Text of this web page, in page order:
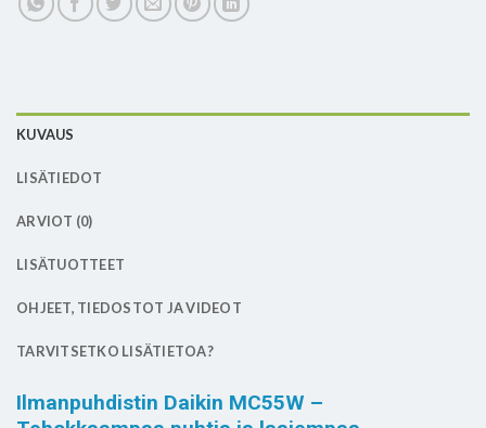
KUVAUS
LISÄTIEDOT
ARVIOT (0)
LISÄTUOTTEET
OHJEET, TIEDOSTOT JA VIDEOT
TARVITSETKO LISÄTIETOA?
Ilmanpuhdistin Daikin MC55W –